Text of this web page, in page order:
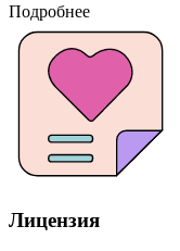
Подробнее
Лицензия